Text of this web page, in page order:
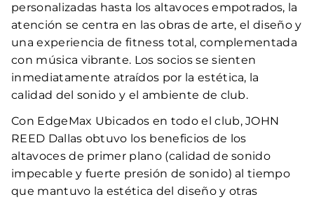
personalizadas hasta los altavoces empotrados, la
atención se centra en las obras de arte, el diseño y
una experiencia de fitness total, complementada
con música vibrante. Los socios se sienten
inmediatamente atraídos por la estética, la
calidad del sonido y el ambiente de club.
Con EdgeMax Ubicados en todo el club, JOHN
REED Dallas obtuvo los beneficios de los
altavoces de primer plano (calidad de sonido
impecable y fuerte presión de sonido) al tiempo
que mantuvo la estética del diseño y otras